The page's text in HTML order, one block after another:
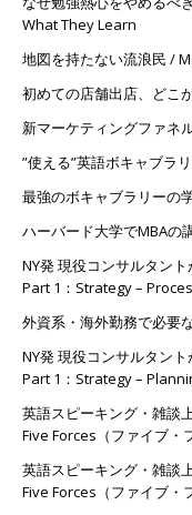
What They Learn
地図を持たない流浪民 /
初めての店舗出店、どこ
新マーケティングファネ
”使える”英語ボキャブラ
最強のボキャブラリーの
ハーバード大学でMBAの
NY発 現役コンサルタン
Part 1：Strategy –
外資系・海外勤務で必要
NY発 現役コンサルタン
Part 1：Strategy –
英語スピーキング・雑談
Five Forces（ファイブ・
英語スピーキング・雑談
Five Forces（ファイブ・